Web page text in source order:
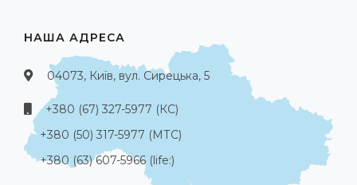
НАША АДРЕСА
04073, Київ, вул. Сирецька, 5
+380 (67) 327-5977 (КС)
+380 (50) 317-5977 (МТС)
+380 (63) 607-5966 (life:)